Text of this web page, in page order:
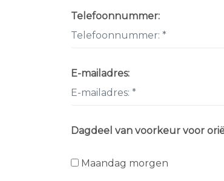
Telefoonnummer:
E-mailadres:
Dagdeel van voorkeur voor
Maandag morgen